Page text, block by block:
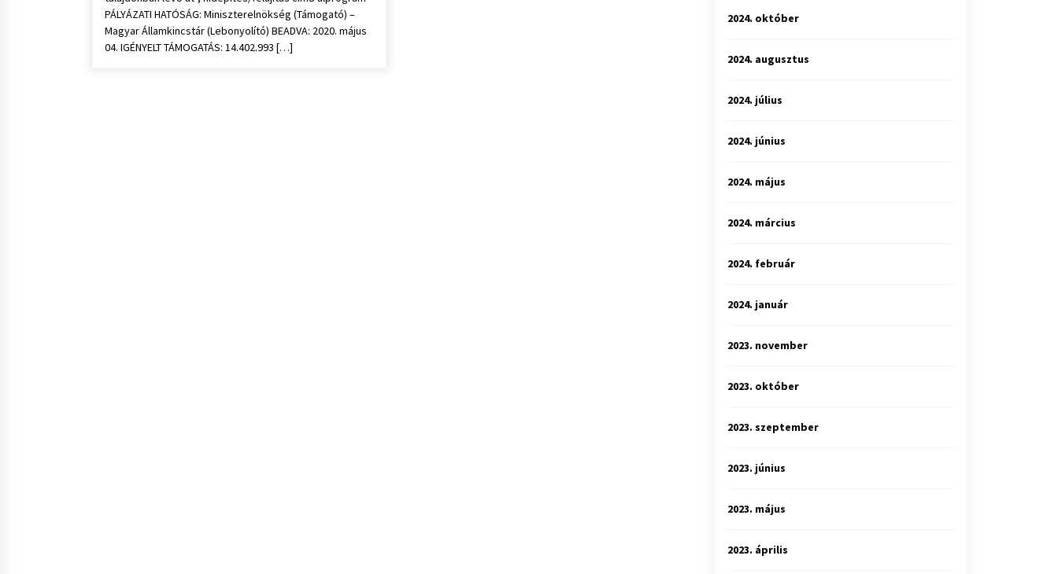
PÁLYÁZATI HATÓSÁG: Miniszterelnökség (Támogató) –
Magyar Államkincstár (Lebonyolító) BEADVA: 2020. május
04. IGÉNYELT TÁMOGATÁS: 14.402.993 […]
2024. október
2024. augusztus
2024. július
2024. június
2024. május
2024. március
2024. február
2024. január
2023. november
2023. október
2023. szeptember
2023. június
2023. május
2023. április